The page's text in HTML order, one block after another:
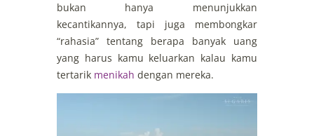
bukan hanya menunjukkan
kecantikannya, tapi juga membongkar
“rahasia” tentang berapa banyak uang
yang harus kamu keluarkan kalau kamu
tertarik menikah dengan mereka.